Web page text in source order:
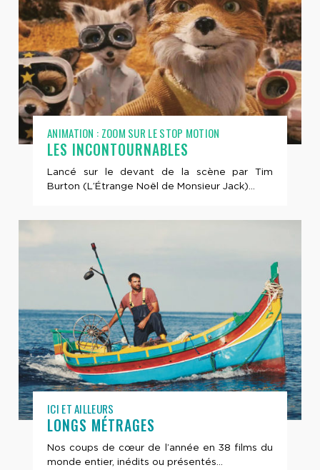
ANIMATION : ZOOM SUR LE STOP MOTION
LES INCONTOURNABLES
Lancé sur le devant de la scène par Tim
Burton (L’Étrange Noël de Monsieur Jack)...
ICI ET AILLEURS
LONGS MÉTRAGES
Nos coups de cœur de l’année en 38 films du
monde entier, inédits ou présentés...